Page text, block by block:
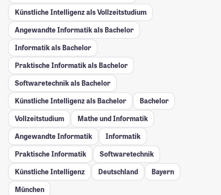
Künstliche Intelligenz als Vollzeitstudium
Angewandte Informatik als Bachelor
Informatik als Bachelor
Praktische Informatik als Bachelor
Softwaretechnik als Bachelor
Künstliche Intelligenz als Bachelor
Bachelor
Vollzeitstudium
Mathe und Informatik
Angewandte Informatik
Informatik
Praktische Informatik
Softwaretechnik
Künstliche Intelligenz
Deutschland
Bayern
München